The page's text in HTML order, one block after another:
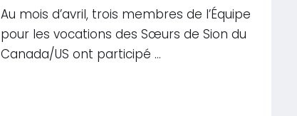
Au mois d’avril, trois membres de l’Équipe
pour les vocations des Sœurs de Sion du
Canada/US ont participé …